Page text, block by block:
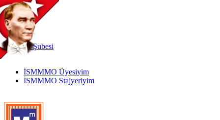
TR
|
EN
İnternetŞubesi
İSMMMO Üyesiyim
İSMMMO Stajyeriyim